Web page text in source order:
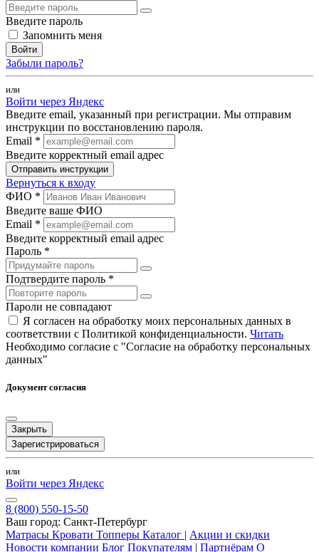
Введите пароль
Запомнить меня
Войти
Забыли пароль?
или
Войти через Яндекс
Введите email, указанный при регистрации. Мы отправим
инструкции по восстановлению пароля.
Email *
Введите корректный email адрес
Отправить инструкции
Вернуться к входу
ФИО *
Введите ваше ФИО
Email *
Введите корректный email адрес
Пароль *
Подтвердите пароль *
Пароли не совпадают
Я согласен на обработку моих персональных данных в
соответствии с Политикой конфиденциальности. Читать
Необходимо согласие с "Согласие на обработку персональных
данных"
Документ согласия
Закрыть
Зарегистрироваться
или
Войти через Яндекс
8 (800) 550-15-50
Ваш город: Санкт-Петербург
Матрасы Кровати Топперы Каталог | Акции и скидки
Новости компании Блог Покупателям | Партнёрам О